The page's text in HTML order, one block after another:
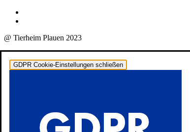
@ Tierheim Plauen 2023
GDPR Cookie-Einstellungen schließen